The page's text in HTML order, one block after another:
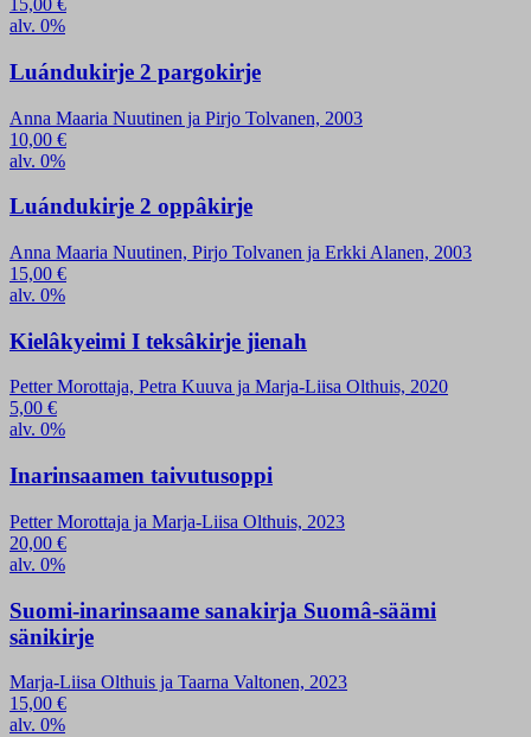
15,00 €
alv. 0%
Luándukirje 2 pargokirje
Anna Maaria Nuutinen ja Pirjo Tolvanen, 2003
10,00 €
alv. 0%
Luándukirje 2 oppâkirje
Anna Maaria Nuutinen, Pirjo Tolvanen ja Erkki Alanen, 2003
15,00 €
alv. 0%
Kielâkyeimi I teksâkirje jienah
Petter Morottaja, Petra Kuuva ja Marja-Liisa Olthuis, 2020
5,00 €
alv. 0%
Inarinsaamen taivutusoppi
Petter Morottaja ja Marja-Liisa Olthuis, 2023
20,00 €
alv. 0%
Suomi-inarinsaame sanakirja Suomâ-säämi
sänikirje
Marja-Liisa Olthuis ja Taarna Valtonen, 2023
15,00 €
alv. 0%